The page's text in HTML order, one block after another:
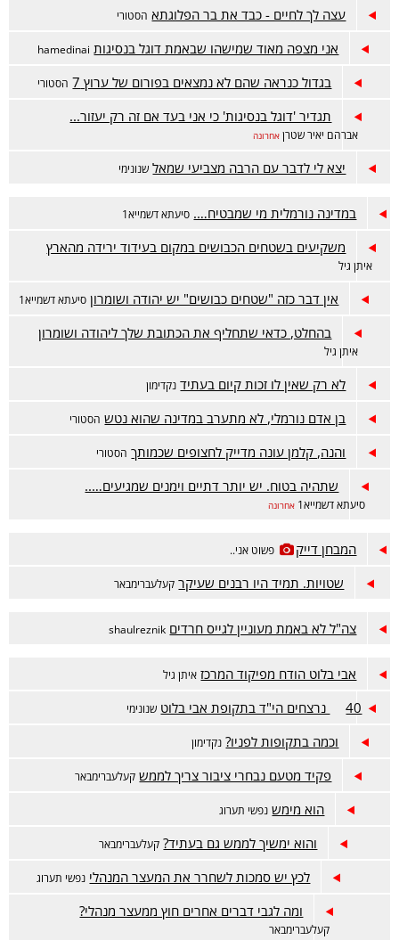
עצה לך לחיים - כבד את בר הפלוגתא הסטורי
אני מצפה מאוד שמישהו שבאמת דוגל בנסיגות hamedinai
בגדול כנראה שהם לא נמצאים בפורום של ערוץ 7 הסטורי
תגדיר 'דוגל בנסיגות' כי אני בעד אם זה רק יעזור...
אברהם יאיר שטרן אחרונה
יצא לי לדבר עם הרבה מצביעי שמאל שנונימי
במדינה נורמלית מי שמבטיח…. סיעתא דשמייא1
משקיעים בשטחים הכבושים במקום בעידוד ירידה מהארץ
איתן גיל
אין דבר כזה "שטחים כבושים" יש יהודה ושומרון סיעתא דשמייא1
בהחלט, כדאי שתחליף את הכתובת שלך ליהודה ושומרון
איתן גיל
לא רק שאין לו זכות קיום בעתיד נקדימון
בן אדם נורמלי, לא מתערב במדינה שהוא נטש הסטורי
והנה, קלמן עונה מדייק לחצופים שכמותך הסטורי
שתהיה בטוח. יש יותר דתיים וימנים שמגיעים…..
סיעתא דשמייא1 אחרונה
המבחן דייק פשוט אני..
שטויות. תמיד היו רבנים שעיקר קעלעברימבאר
צה"ל לא באמת מעוניין לגייס חרדים shaulreznik
אבי בלוט הודח מפיקוד המרכז איתן גיל
40 נרצחים הי"ד בתקופת אבי בלוט שנונימי
וכמה בתקופות לפניו? נקדימון
פקיד מטעם נבחרי ציבור צריך לממש קעלעברימבאר
הוא מימש נפשי תערוג
והוא ימשיך לממש גם בעתיד? קעלעברימבאר
לכץ יש סמכות לשחרר את המעצר המנהלי נפשי תערוג
ומה לגבי דברים אחרים חוץ ממעצר מנהלי?
קעלעברימבאר